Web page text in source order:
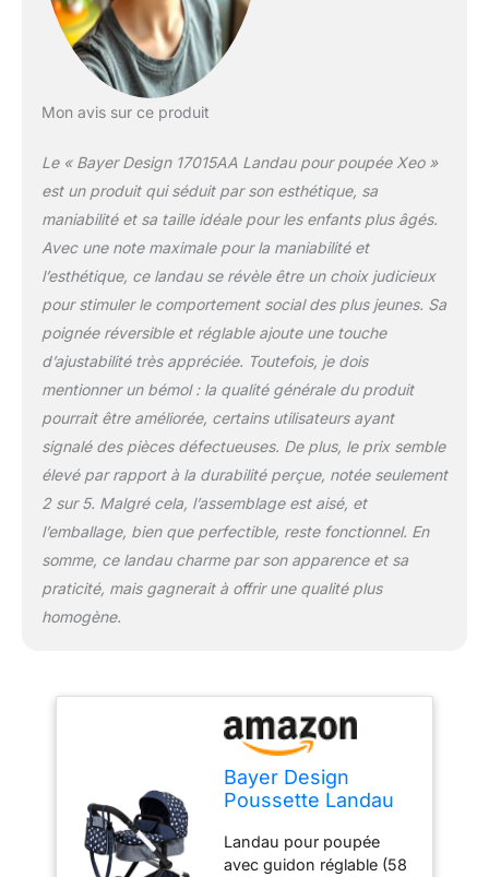
Mon avis sur ce produit
Le « Bayer Design 17015AA Landau pour poupée Xeo »
est un produit qui séduit par son esthétique, sa
maniabilité et sa taille idéale pour les enfants plus âgés.
Avec une note maximale pour la maniabilité et
l’esthétique, ce landau se révèle être un choix judicieux
pour stimuler le comportement social des plus jeunes. Sa
poignée réversible et réglable ajoute une touche
d’ajustabilité très appréciée. Toutefois, je dois
mentionner un bémol : la qualité générale du produit
pourrait être améliorée, certains utilisateurs ayant
signalé des pièces défectueuses. De plus, le prix semble
élevé par rapport à la durabilité perçue, notée seulement
2 sur 5. Malgré cela, l’assemblage est aisé, et
l’emballage, bien que perfectible, reste fonctionnel. En
somme, ce landau charme par son apparence et sa
praticité, mais gagnerait à offrir une qualité plus
homogène.
Bayer Design
Poussette Landau
avec Sac
Landau pour poupée
avec guidon réglable (58